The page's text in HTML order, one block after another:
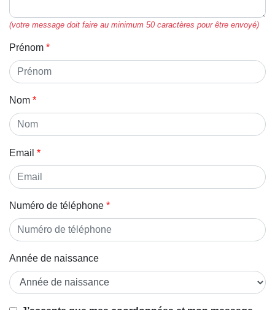
(votre message doit faire au minimum 50 caractères pour être envoyé)
Prénom
Nom
Email
Numéro de téléphone
Année de naissance